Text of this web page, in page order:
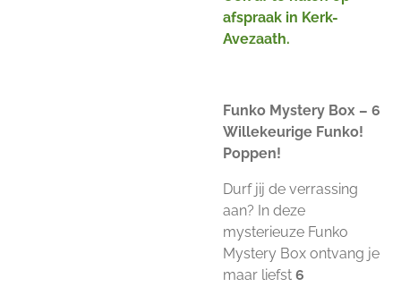
afspraak in Kerk-
Avezaath.
Funko Mystery Box – 6
Willekeurige Funko!
Poppen!
Durf jij de verrassing
aan? In deze
mysterieuze Funko
Mystery Box ontvang je
maar liefst 6